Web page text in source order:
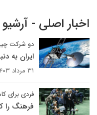
اخبار اصلی - آرشیو
دو شرکت
ایران به
۳۱ مرداد ۱۴۰۳
فردی برای
فرهنگ را